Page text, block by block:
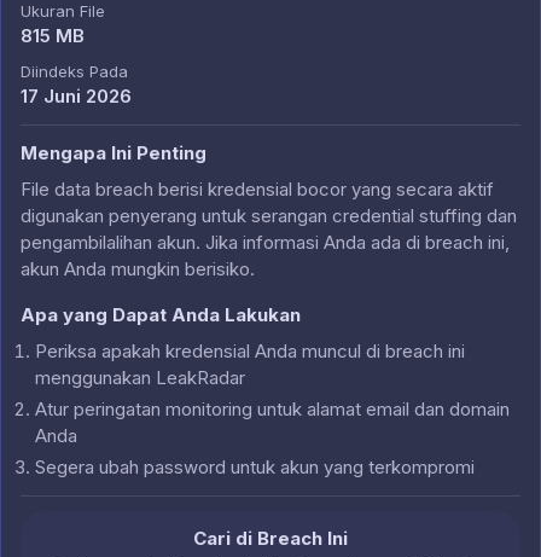
Ukuran File
815 MB
Diindeks Pada
17 Juni 2026
Mengapa Ini Penting
File data breach berisi kredensial bocor yang secara aktif
digunakan penyerang untuk serangan credential stuffing dan
pengambilalihan akun. Jika informasi Anda ada di breach ini,
akun Anda mungkin berisiko.
Apa yang Dapat Anda Lakukan
Periksa apakah kredensial Anda muncul di breach ini
menggunakan LeakRadar
Atur peringatan monitoring untuk alamat email dan domain
Anda
Segera ubah password untuk akun yang terkompromi
Cari di Breach Ini